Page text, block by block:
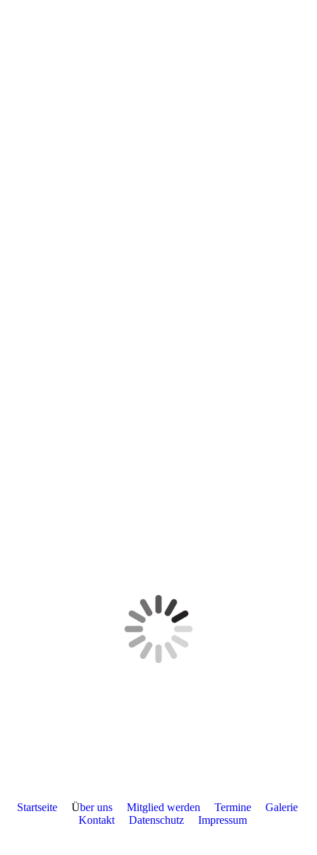
StartseiteÜber uns Mitglied werden Termine
Galerie
Kontakt
Datenschutz Impressum